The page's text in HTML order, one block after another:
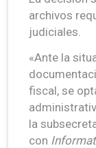
archivos
judiciales.
«Ante la
fiscal, se
la
con